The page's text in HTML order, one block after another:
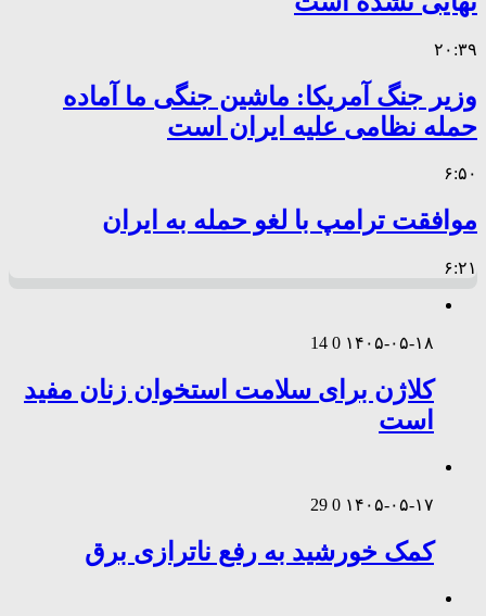
۲۰:۳۹
وزیر جنگ آمریکا: ماشین جنگی ما آماده
حمله نظامی علیه ایران است
۶:۵۰
موافقت ترامپ با لغو حمله به ایران
۶:۲۱
۱۴۰۵-۰۵-۱۸ 0
14
کلاژن برای سلامت استخوان زنان مفید
است
۱۴۰۵-۰۵-۱۷ 0
29
کمک خورشید به رفع ناترازی برق